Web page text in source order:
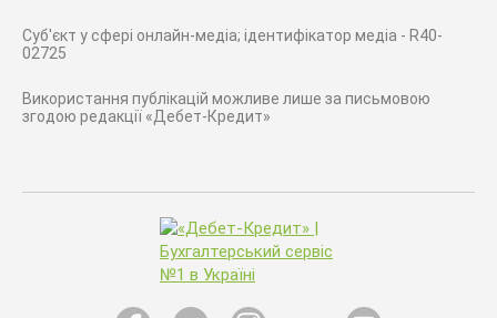
Суб'єкт у сфері онлайн-медіа; ідентифікатор медіа - R40-
02725
Використання публікацій можливе лише за письмовою
згодою редакції «Дебет-Кредит»